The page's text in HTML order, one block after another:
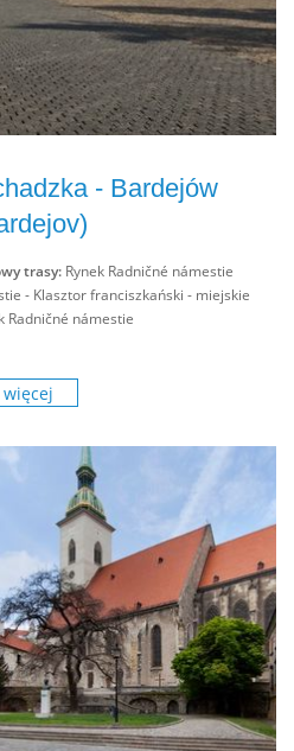
- Bardejów
trasy: Rynek Radničné námestie
- Klasztor franciszkański - miejskie
Radničné námestie
więcej